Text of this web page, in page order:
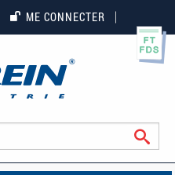
ME CONNECTER